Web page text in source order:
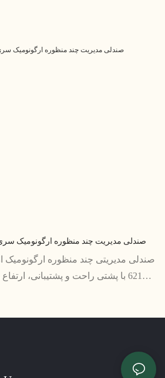
صندلی مدیریت چند منظوره ارگونومیک سری
صندلی مدیریتی چند منظوره
621 با پشتی راحت و پشتیبانی،
دارند که بتواند نیازهای متنوع آنها را برآورده کند.